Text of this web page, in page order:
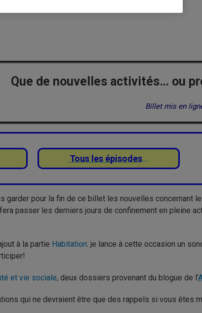
Que de nouvelles activités… ou
Billet mis en
Tous les épisodes…
garder pour la fin de ce billet les nouvelles concernant
passer les derniers jours de confinement en pleine
à la partie Habitation: je lance à cette occasion un
et vie sociale, deux dossiers provenant du blogue de l’
qui ne devraient être que des rappels si vous êtes